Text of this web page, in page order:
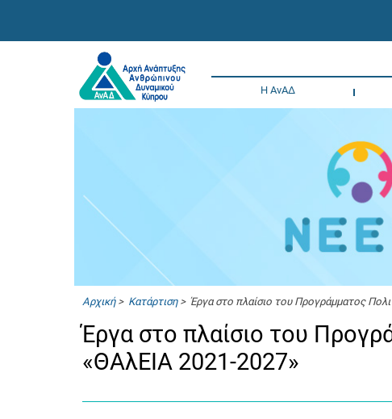
Η ΑνΑΔ
Αρχική> Κατάρτιση> Έργα στο πλαίσιο του Προγράμματος
Έργα στο πλαίσιο του
«ΘΑλΕΙΑ 2021-2027»